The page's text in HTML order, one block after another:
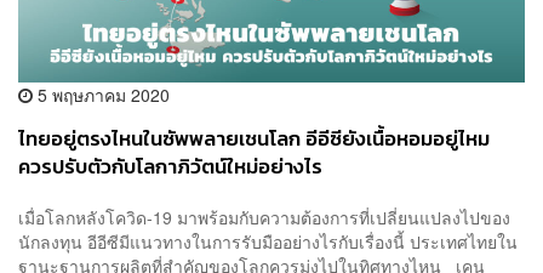
5 พฤษภาคม 2020
ไทยอยู่ตรงไหนในซัพพลายเชนโลก อีอีซียังเนื้อหอมอยู่ไหม
ควรปรับตัวกับโลกาภิวัตน์ใหม่อย่างไร
เมื่อโลกหลังโควิด-19 มาพร้อมกับความต้องการที่เปลี่ยนแปลงไปของ
นักลงทุน อีอีซีมีแนวทางในการรับมืออย่างไรกับเรื่องนี้ ประเทศไทยใน
ฐานะฐานการผลิตที่สำคัญของโลกควรมุ่งไปในทิศทางไหน เคน